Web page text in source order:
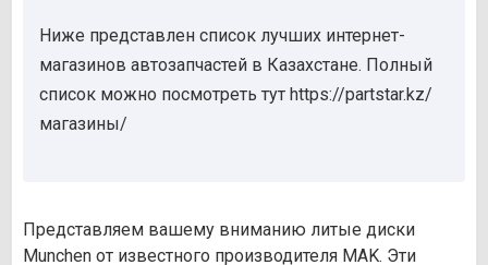
Ниже представлен список лучших интернет-
магазинов автозапчастей в Казахстане. Полный
список можно посмотреть тут https://partstar.kz/
магазины/
Представляем вашему вниманию литые диски
Munchen от известного производителя MAK. Эти